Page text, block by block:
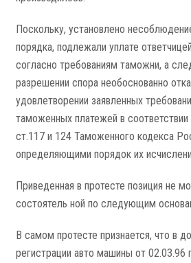
Поскольку, установлено
порядка, подлежали уплате
согласно требованиям таможни, а
разрешении спора необоснованно
удовлетворении заявленных
таможенных платежей в
ст.117 и 124 Таможенного кодекса
определяющими порядок их
Приведенная в протесте позиция не
состоятель­ ной по следующим
В самом протесте признается, что в
регистрации авто­ машины от 02.03.96